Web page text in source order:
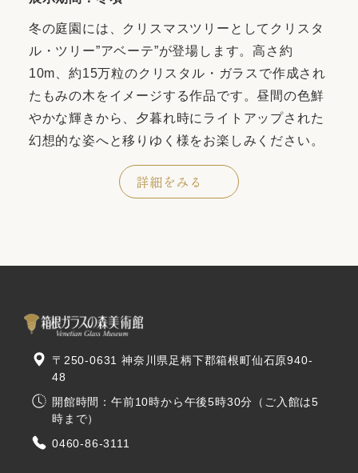
冬の庭園には、クリスマスツリーとしてクリスタ
ル・ツリー”アベーテ”が登場します。高さ約
10m、約15万粒のクリスタル・ガラスで作成され
たもみの木をイメージする作品です。昼間の色鮮
やかな輝きから、夕暮れ時にライトアップされた
幻想的な姿へと移りゆく様をお楽しみください。
詳細をみる
〒250-0631 神奈川県足柄下郡箱根町仙石原940-
48
開館時間：午前10時から午後5時30分（ご入館は5
時まで）
0460-86-3111